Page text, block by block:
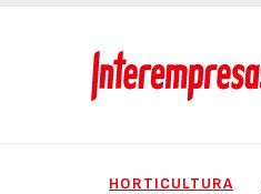
HORTICULTURA